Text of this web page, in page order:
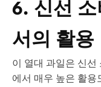
6. 신선 소
서의 활용
이 열대 과일은 신
에서 매우 높은 활